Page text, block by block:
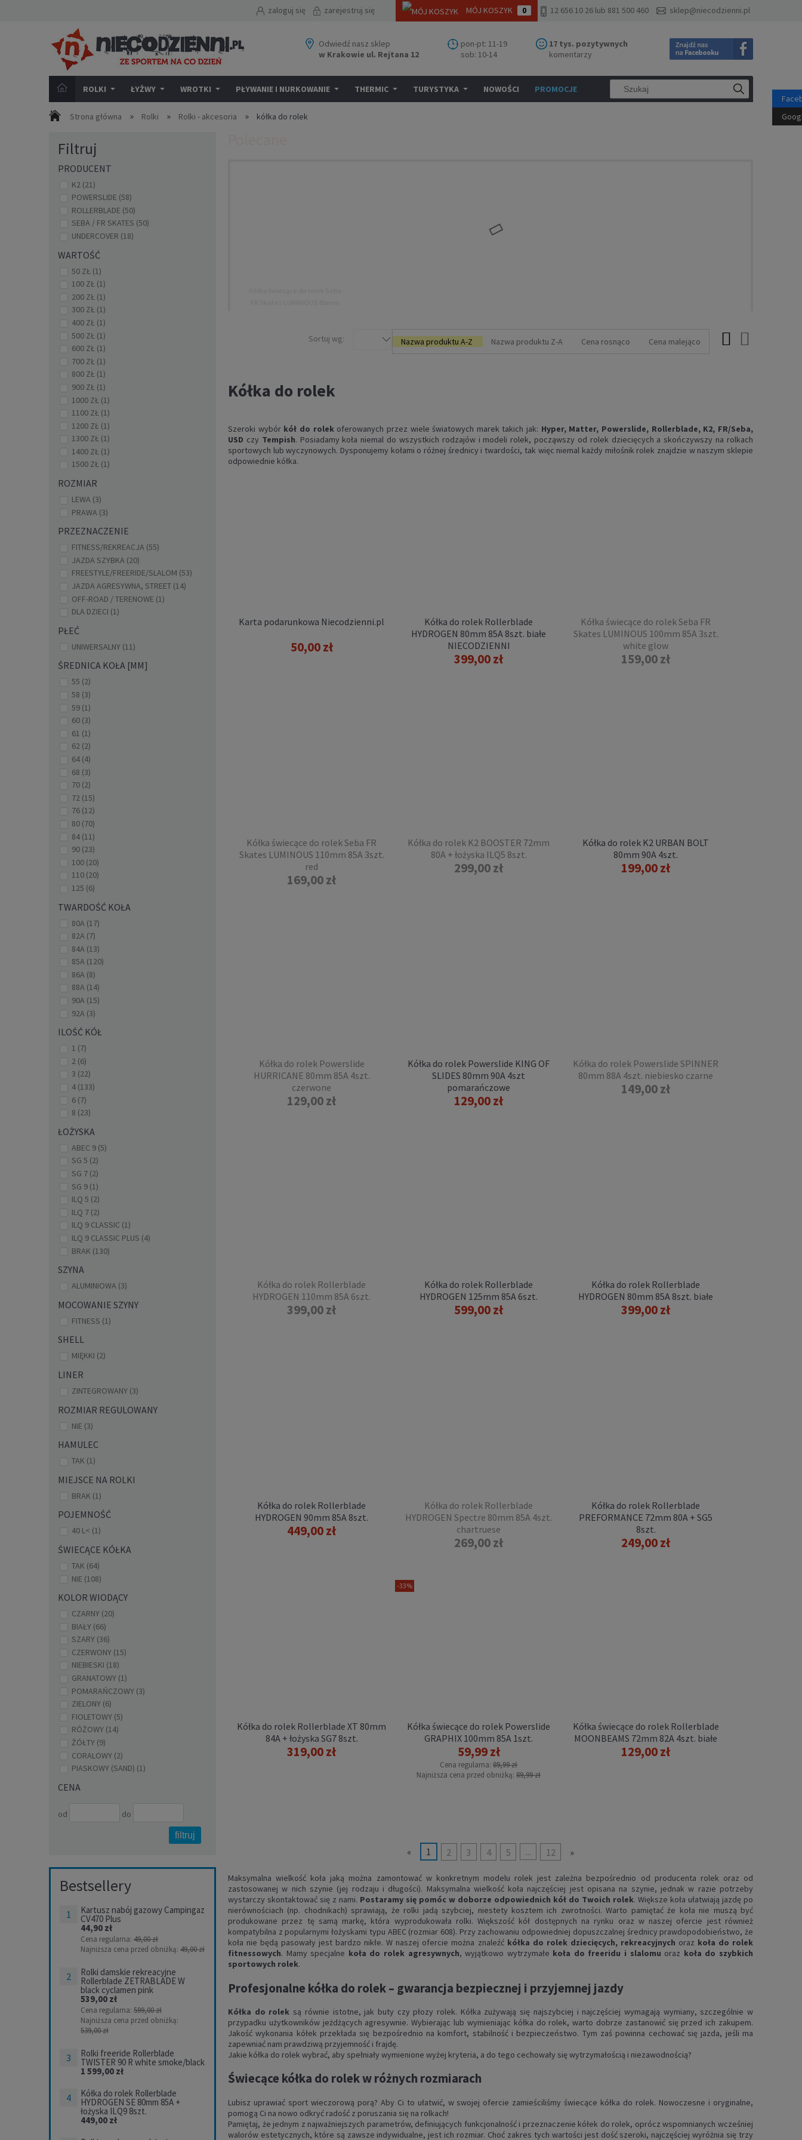
12 656 10 26 lub 881 500 460 sklep@niecodzienni.pl
MÓJ KOSZYK 0
zaloguj się zarejestruj się
Odwiedź nasz sklep
w Krakowie ul. Rejtana 12
pon-pt: 11-19
sob: 10-14
17 tys. pozytywnych
komentarzy
ROLKI ŁYŻWY WROTKI PŁYWANIE I NURKOWANIE THERMIC TURYSTYKA NOWOŚCI PROMOCJE
Strona główna » Rolki » Rolki - akcesoria » kółka do rolek
Filtruj
PRODUCENT
K2 (21)
POWERSLIDE (58)
ROLLERBLADE (50)
SEBA / FR SKATES (50)
UNDERCOVER (18)
WARTOŚĆ
50 ZŁ (1)
100 ZŁ (1)
200 ZŁ (1)
300 ZŁ (1)
400 ZŁ (1)
500 ZŁ (1)
600 ZŁ (1)
700 ZŁ (1)
800 ZŁ (1)
900 ZŁ (1)
1000 ZŁ (1)
1100 ZŁ (1)
1200 ZŁ (1)
1300 ZŁ (1)
1400 ZŁ (1)
1500 ZŁ (1)
ROZMIAR
LEWA (3)
PRAWA (3)
PRZEZNACZENIE
FITNESS/REKREACJA (55)
JAZDA SZYBKA (20)
FREESTYLE/FREERIDE/SLALOM (53)
JAZDA AGRESYWNA, STREET (14)
OFF-ROAD / TERENOWE (1)
DLA DZIECI (1)
PŁEĆ
UNIWERSALNY (11)
ŚREDNICA KOŁA [MM]
55 (2)
58 (3)
59 (1)
60 (3)
61 (1)
62 (2)
64 (4)
68 (3)
70 (2)
72 (15)
76 (12)
80 (70)
84 (11)
90 (23)
100 (20)
110 (20)
125 (6)
TWARDOŚĆ KOŁA
80A (17)
82A (7)
84A (13)
85A (120)
86A (8)
88A (14)
90A (15)
92A (3)
ILOŚĆ KÓŁ
1 (7)
2 (6)
3 (22)
4 (133)
6 (7)
8 (23)
ŁOŻYSKA
ABEC 9 (5)
SG 5 (2)
SG 7 (2)
SG 9 (1)
ILQ 5 (2)
ILQ 7 (2)
ILQ 9 CLASSIC (1)
ILQ 9 CLASSIC PLUS (4)
BRAK (130)
SZYNA
ALUMINIOWA (3)
MOCOWANIE SZYNY
FITNESS (1)
SHELL
MIĘKKI (2)
LINER
ZINTEGROWANY (3)
ROZMIAR REGULOWANY
NIE (3)
HAMULEC
TAK (1)
MIEJSCE NA ROLKI
BRAK (1)
POJEMNOŚĆ
40 L< (1)
ŚWIECĄCE KÓŁKA
TAK (64)
NIE (108)
KOLOR WIODĄCY
CZARNY (20)
BIAŁY (66)
SZARY (36)
CZERWONY (15)
NIEBIESKI (18)
GRANATOWY (1)
POMARAŃCZOWY (3)
ZIELONY (6)
FIOLETOWY (5)
RÓŻOWY (14)
ŻÓŁTY (9)
CORALOWY (2)
PIASKOWY (SAND) (1)
CENA
od
do
filtruj
Bestsellery
Kartusz nabój gazowy Campingaz
CV470 Plus
44,90 zł
Cena regularna: 49,00 zł
Najniższa cena przed obniżką: 49,00 zł
Rolki damskie rekreacyjne
Rollerblade ZETRABLADE W
black cyclamen pink
539,00 zł
Cena regularna: 599,00 zł
Najniższa cena przed obniżką:
539,00 zł
Rolki freeride Rollerblade
TWISTER 90 R white smoke/black
1 599,00 zł
Kółka do rolek Rollerblade
HYDROGEN SE 80mm 85A +
łożyska ILQ9 8szt.
449,00 zł
Sortuj wg: Nazwa produktu A-Z Nazwa produktu Z-A Cena rosnąco Cena malejąco
Kółka do rolek
Szeroki wybór kół do rolekoferowanych przez wiele światowych marek takich jak: Hyper, Matter, Powerslide, Rollerblade, K2, FR/Seba,
USD czy Tempish. Posiadamy koła niemal do wszystkich rodzajów i modeli rolek, począwszy od rolek dziecięcych a skończywszy na rolkach
sportowych lub wyczynowych. Dysponujemy kołami o różnej średnicy i twardości, tak więc niemal każdy miłośnik rolek znajdzie w naszym sklepie
odpowiednie kółka.
Karta podarunkowa Niecodzienni.pl
50,00 zł
Kółka do rolek Rollerblade
HYDROGEN 80mm 85A 8szt. białe
NIECODZIENNI
399,00 zł
Kółka świecące do rolek Seba FR
Skates LUMINOUS 100mm 85A 3szt.
white glow
159,00 zł
Kółka świecące do rolek Seba FR
Skates LUMINOUS 110mm 85A 3szt.
red
169,00 zł
Kółka do rolek K2 BOOSTER 72mm
80A + łożyska ILQ5 8szt.
299,00 zł
Kółka do rolek K2 URBAN BOLT
80mm 90A 4szt.
199,00 zł
Kółka do rolek Powerslide
HURRICANE 80mm 85A 4szt.
czerwone
129,00 zł
Kółka do rolek Powerslide KING OF
SLIDES 80mm 90A 4szt
pomarańczowe
129,00 zł
Kółka do rolek Powerslide SPINNER
80mm 88A 4szt. niebiesko czarne
149,00 zł
Kółka do rolek Rollerblade
HYDROGEN 110mm 85A 6szt.
399,00 zł
Kółka do rolek Rollerblade
HYDROGEN 125mm 85A 6szt.
599,00 zł
Kółka do rolek Rollerblade
HYDROGEN 80mm 85A 8szt. białe
399,00 zł
Kółka do rolek Rollerblade
HYDROGEN 90mm 85A 8szt.
449,00 zł
Kółka do rolek Rollerblade
HYDROGEN Spectre 80mm 85A 4szt.
chartruese
269,00 zł
Kółka do rolek Rollerblade
PREFORMANCE 72mm 80A + SG5
8szt.
249,00 zł
Kółka do rolek Rollerblade XT 80mm
84A + łożyska SG7 8szt.
319,00 zł
Kółka świecące do rolek Powerslide
GRAPHIX 100mm 85A 1szt.
59,99 zł
Cena regularna: 89,99 zł
Najniższa cena przed obniżką: 89,99 zł
-33%
Kółka świecące do rolek Rollerblade
MOONBEAMS 72mm 82A 4szt. białe
129,00 zł
« 1 2 3 4 5 ... 12 »
Maksymalna wielkość koła jaką można zamontować w konkretnym modelu rolek jest zależna bezpośrednio od producenta rolek oraz od
zastosowanej w nich szynie (jej rodzaju i długości). Maksymalna wielkość koła najczęściej jest opisana na szynie, jednak w razie potrzeby
wystarczy skontaktować się z nami. Postaramy się pomóc w doborze odpowiednich kół do Twoich rolek. Większe koła ułatwiają jazdę po
nierównościach (np. chodnikach) sprawiają, że rolki jadą szybciej, niestety kosztem ich zwrotności. Warto pamiętać że koła nie muszą być
produkowane przez tę samą markę, która wyprodukowała rolki. Większość kół dostępnych na rynku oraz w naszej ofercie jest również
kompatybilna z popularnymi łożyskami typu ABEC (rozmiar 608). Przy zachowaniu odpowiedniej dopuszczalnej średnicy prawdopodobieństwo, że
koła nie będą pasowały jest bardzo nikłe. W naszej ofercie można znaleźć kółka do rolek dziecięcych, rekreacyjnych oraz koła do rolek
fitnessowych. Mamy specjalne koła do rolek agresywnych, wyjątkowo wytrzymałe koła do freeridu i slalomu oraz koła do szybkich
sportowych rolek.
Profesjonalne kółka do rolek – gwarancja bezpiecznej i przyjemnej jazdy
Kółka do rolek są równie istotne, jak buty czy płozy rolek. Kółka zużywają się najszybciej i najczęściej wymagają wymiany, szczególnie w
przypadku użytkowników jeżdżących agresywnie. Wybierając lub wymieniając kółka do rolek, warto dobrze zastanowić się przed ich zakupem.
Jakość wykonania kółek przekłada się bezpośrednio na komfort, stabilność i bezpieczeństwo. Tym zaś powinna cechować się jazda, jeśli ma
zapewniać nam prawdziwą przyjemność i frajdę.
Jakie kółka do rolek wybrać, aby spełniały wymienione wyżej kryteria, a do tego cechowały się wytrzymałością i niezawodnością?
Świecące kółka do rolek w różnych rozmiarach
Lubisz uprawiać sport wieczorową porą? Aby Ci to ułatwić, w swojej ofercie zamieściliśmy świecące kółka do rolek. Nowoczesne i oryginalne,
pomogą Ci na nowo odkryć radość z poruszania się na rolkach!
Pamiętaj, że jednym z najważniejszych parametrów, definiujących funkcjonalność i przeznaczenie kółek do rolek, oprócz wspomnianych wcześniej
walorów estetycznych, które są zawsze indywidualne, jest ich rozmiar. Choć zakres tych wartości jest dość szeroki, najczęściej wyróżnia się trzy